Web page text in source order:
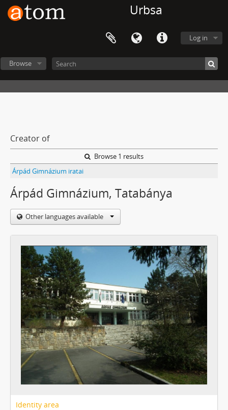
Urbsa
Log in
Browse
Creator of
Browse 1 results
Árpád Gimnázium iratai
Árpád Gimnázium, Tatabánya
Other languages available
Identity area